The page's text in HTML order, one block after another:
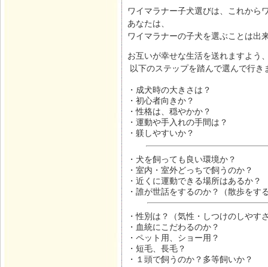
ワイマラナー子犬選びは、これから
あなたは、
ワイマラナーの子犬を選ぶことは出
お互いが幸せな生活を送れますよう
以下のステップを踏んで選んで行き
・成犬時の大きさは？
・初心者向きか？
・性格は、穏やかか？
・運動や手入れの手間は？
・躾しやすいか？
・犬を飼っても良い環境か？
・室内・室外どっちで飼うのか？
・近くに運動できる場所はあるか？
・誰が世話をするのか？（散歩をす
・性別は？（気性・しつけのしやす
・血統にこだわるのか？
・ペット用、ショー用？
・短毛、長毛？
・１頭で飼うのか？多等飼いか？